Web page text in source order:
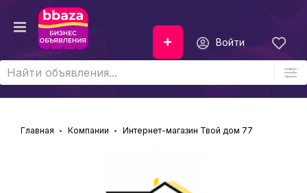
Войти
Главная Компании Интернет-магазин Твой дом 77